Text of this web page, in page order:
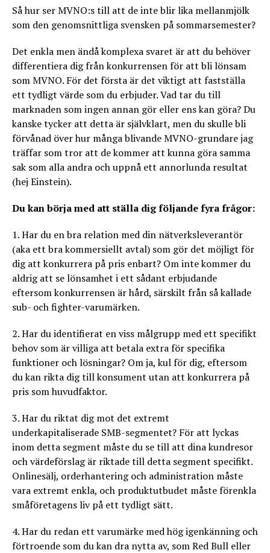
Så hur ser MVNO:s till att de inte blir lika mellanmjölk
som den genomsnittliga svensken på sommarsemester?
Det enkla men ändå komplexa svaret är att du behöver
differentiera dig från konkurrensen för att bli lönsam
som MVNO. För det första är det viktigt att fastställa
ett tydligt värde som du erbjuder. Vad tar du till
marknaden som ingen annan gör eller ens kan göra? Du
kanske tycker att detta är självklart, men du skulle bli
förvånad över hur många blivande MVNO-grundare jag
träffar som tror att de kommer att kunna göra samma
sak som alla andra och uppnå ett annorlunda resultat
(hej Einstein).
Du kan börja med att ställa dig följande fyra frågor:
1. Har du en bra relation med din nätverksleverantör
(aka ett bra kommersiellt avtal) som gör det möjligt för
dig att konkurrera på pris enbart? Om inte kommer du
aldrig att se lönsamhet i ett sådant erbjudande
eftersom konkurrensen är hård, särskilt från så kallade
sub- och fighter-varumärken.
2. Har du identifierat en viss målgrupp med ett specifikt
behov som är villiga att betala extra för specifika
funktioner och lösningar? Om ja, kul för dig, eftersom
du kan rikta dig till konsument utan att konkurrera på
pris som huvudfaktor.
3. Har du riktat dig mot det extremt
underkapitaliserade SMB-segmentet? För att lyckas
inom detta segment måste du se till att dina kundresor
och värdeförslag är riktade till detta segment specifikt.
Onlinesälj, orderhantering och administration måste
vara extremt enkla, och produktutbudet måste förenkla
småföretagens liv på ett tydligt sätt.
4. Har du redan ett varumärke med hög igenkänning och
förtroende som du kan dra nytta av, som Red Bull eller